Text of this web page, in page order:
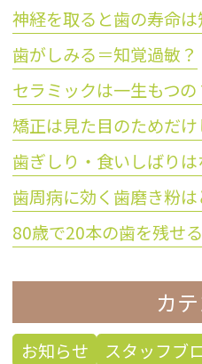
神経を取ると歯の寿命は
歯がしみる＝知覚過敏？
セラミックは一生もつの
歯ぎしり・食いしばり
歯周病に効く歯磨き粉は
カ
お知らせ スタッフブ